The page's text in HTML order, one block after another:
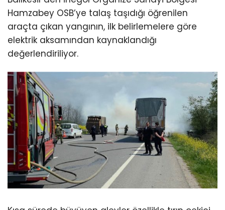
Hamzabey OSB’ye talaş taşıdığı öğrenilen
araçta çıkan yangının, ilk belirlemelere göre
elektrik aksamından kaynaklandığı
değerlendiriliyor.